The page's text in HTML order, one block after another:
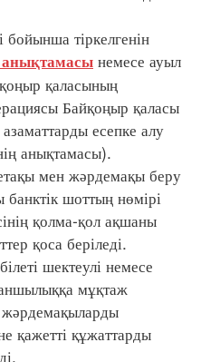
тіркелгенін
немесе ауыл
қаласының
Байқоңыр қаласы
есепке алу
анықтамасы).
мен жәрдемақы беру
банктік шоттың нөмірі
қолма-қол ақшаны
қоса беріледі.
шектеулі немесе
мұқтаж
жәрдемақыларды
қажетті құжаттарды